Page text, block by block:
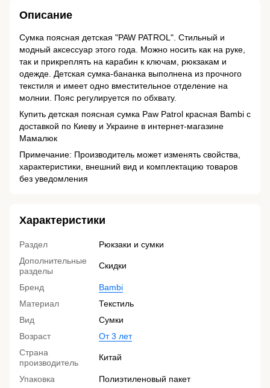
Описание
Сумка поясная детская "PAW PATROL". Стильный и
модный аксессуар этого года. Можно носить как на руке,
так и прикреплять на карабин к ключам, рюкзакам и
одежде. Детская сумка-бананка выполнена из прочного
текстиля и имеет одно вместительное отделение на
молнии. Пояс регулируется по обхвату.
Купить детская поясная сумка Paw Patrol красная Bambi с
доставкой по Киеву и Украине в интернет-магазине
Мамалюк
Примечание: Производитель может изменять свойства,
характеристики, внешний вид и комплектацию товаров
без уведомления
Характеристики
Раздел
Рюкзаки и сумки
Дополнительные
разделы
Скидки
Бренд
Bambi
Материал
Текстиль
Вид
Сумки
Возраст
От 3 лет
Страна
производитель
Китай
Упаковка
Полиэтиленовый пакет